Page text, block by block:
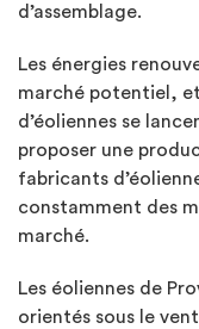
d’assemblage.
Les énergies
marché potentiel,
d’éoliennes se
proposer une
fabricants
constamment des
marché.
Les éoliennes de
orientés sous le